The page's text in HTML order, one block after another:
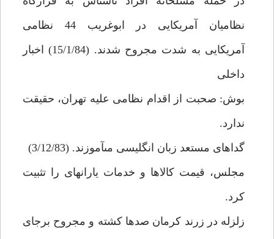
نظاميان آمريكايى در ابوغريب 44 نظامى
آمريكايى به شدت مجروح شدند. (15/1/84) اخبار
داخلى‏
بوش: صحبت از اقدام نظامى عليه تهران، حقيقت
ندارد.
گداهاى مستعد زبان انگليسى مى‏آموزند. (3/12/83)
مجلس، قيمت كالاها و خدمات يارانه‏اى را تثبيت
كرد.
زلزله در زرند كرمان صدها كشته و مجروح برجاى